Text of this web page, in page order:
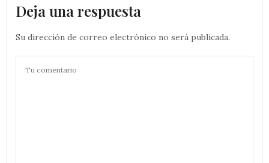
Deja una respuesta
Su dirección de correo electrónico no será publicada.